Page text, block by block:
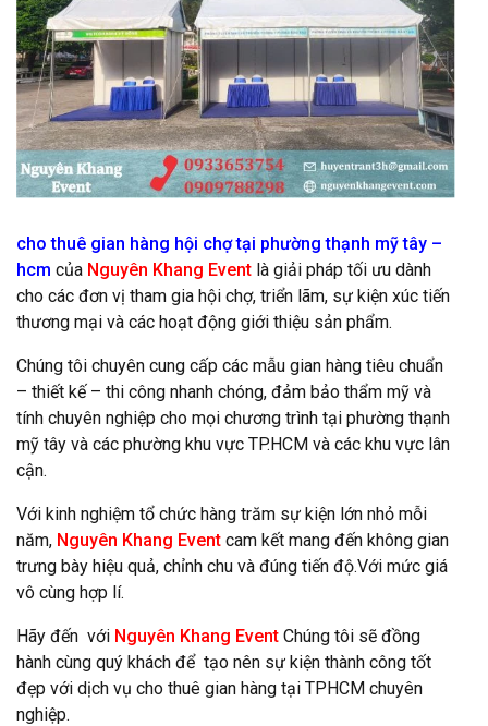
cho thuê gian hàng hội chợ tại phường thạnh mỹ tây –
hcm của Nguyên Khang Event là giải pháp tối ưu dành
cho các đơn vị tham gia hội chợ, triển lãm, sự kiện xúc tiến
thương mại và các hoạt động giới thiệu sản phẩm.
Chúng tôi chuyên cung cấp các mẫu gian hàng tiêu chuẩn
– thiết kế – thi công nhanh chóng, đảm bảo thẩm mỹ và
tính chuyên nghiệp cho mọi chương trình tại phường thạnh
mỹ tây và các phường khu vực TP.HCM và các khu vực lân
cận.
Với kinh nghiệm tổ chức hàng trăm sự kiện lớn nhỏ mỗi
năm, Nguyên Khang Event cam kết mang đến không gian
trưng bày hiệu quả, chỉnh chu và đúng tiến độ.Với mức giá
vô cùng hợp lí.
Hãy đến với Nguyên Khang Event Chúng tôi sẽ đồng
hành cùng quý khách để tạo nên sự kiện thành công tốt
đẹp với dịch vụ cho thuê gian hàng tại TPHCM chuyên
nghiệp.